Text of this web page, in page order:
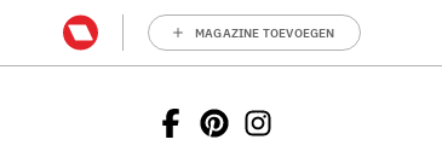
MAGAZINE TOEVOEGEN